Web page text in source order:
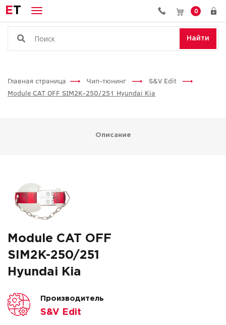
ET 0
Найти
Главная страница Чип-тюнинг
S&V Edit
Module CAT OFF SIM2K-250/251 Hyundai Kia
Описание
Module CAT OFF
SIM2K-250/251
Hyundai Kia
Производитель
S&V Edit